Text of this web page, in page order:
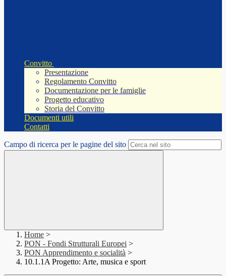
Convitto
Presentazione
Regolamento Convitto
Documentazione per le famiglie
Progetto educativo
Storia del Convitto
Documenti utili
Contatti
Campo di ricerca per le pagine del sito
Home >
PON - Fondi Strutturali Europei >
PON Apprendimento e socialità >
10.1.1A Progetto: Arte, musica e sport